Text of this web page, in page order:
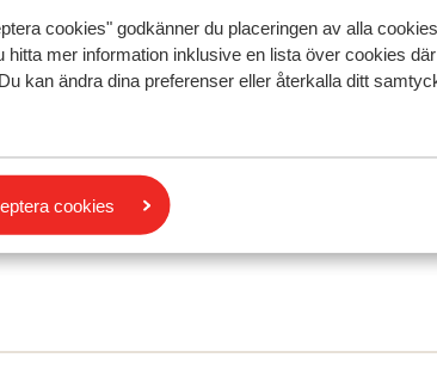
cookies" godkänner du placeringen av alla
hitta mer information inklusive en lista över cookies
kan ändra dina preferenser eller återkalla ditt
cookies
9.0 Fantastisk
29 dec.
was in orde. Vriendelijke uitbaters en zeer
Hadden halfpension geboekt en kregen
iets aan de kleinere kant.
was in orde. Vriendelijke uitbaters en zeer
Hadden halfpension geboekt en kregen
iets aan de kleinere kant.
Översätt till svenska
Bruno Malfait Familj